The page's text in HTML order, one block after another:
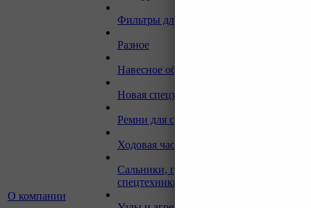
О компании
Фильтры для спецтехники
Разное
Навесное оборудование для экскаваторов
Новая спецтехника
Ремни для спецтехники
Ходовая часть для спецтехники
Сальники, прокладки, кольца для
спецтехники